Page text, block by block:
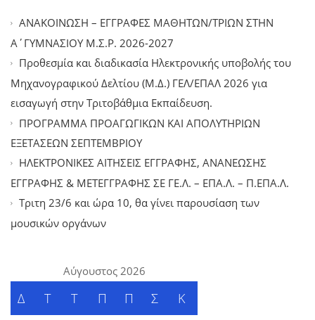
ΑΝΑΚΟΙΝΩΣΗ – ΕΓΓΡΑΦΕΣ ΜΑΘΗΤΩΝ/ΤΡΙΩΝ ΣΤΗΝ
Α΄ΓΥΜΝΑΣΙΟΥ Μ.Σ.Ρ. 2026-2027
Προθεσμία και διαδικασία Ηλεκτρονικής υποβολής του
Μηχανογραφικού Δελτίου (Μ.Δ.) ΓΕΛ/ΕΠΑΛ 2026 για
εισαγωγή στην Τριτοβάθμια Εκπαίδευση.
ΠΡΟΓΡΑΜΜΑ ΠΡΟΑΓΩΓΙΚΩΝ ΚΑΙ ΑΠΟΛΥΤΗΡΙΩΝ
ΕΞΕΤΑΣΕΩΝ ΣΕΠΤΕΜΒΡΙΟΥ
ΗΛΕΚΤΡΟΝΙΚΕΣ ΑΙΤΗΣΕΙΣ ΕΓΓΡΑΦΗΣ, ΑΝΑΝΕΩΣΗΣ
ΕΓΓΡΑΦΗΣ & ΜΕΤΕΓΓΡΑΦΗΣ ΣΕ ΓΕ.Λ. – ΕΠΑ.Λ. – Π.ΕΠΑ.Λ.
Tριτη 23/6 και ώρα 10, θα γίνει παρουσίαση των
μουσικών οργάνων
Αύγουστος 2026
Δ Τ Τ Π Π Σ Κ